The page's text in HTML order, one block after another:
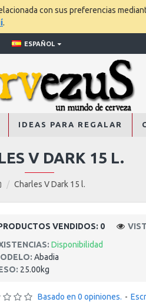
con sus preferencias
.
ESPAÑOL
IDEAS PARA REGALAR
Charles V Dark 15 l.
V DARK 15 L.
Disponibilidad
Abadia
25.00kg
VENDIDOS: 0
Basado en 0 opiniones. -